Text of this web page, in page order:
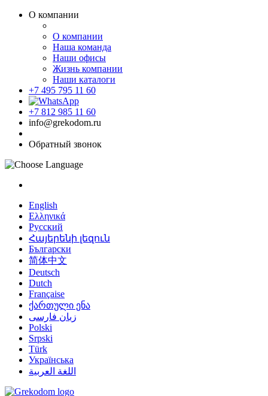
О компании
О компании
Наша команда
Наши офисы
Жизнь компании
Наши каталоги
+7 495 795 11 60
+7 812 985 11 60
info@grekodom.ru
Обратный звонок
English
Ελληνικά
Русский
Հայերենի լեզուն
Български
简体中文
Deutsch
Dutch
Française
ქართული ენა
زبان فارسی
Polski
Srpski
Türk
Українська
اللغة العربية